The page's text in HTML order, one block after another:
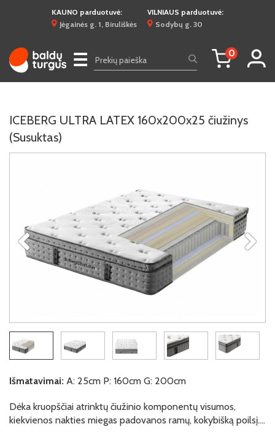
KAUNO parduotuvė:
Jėgainės g. 1, Biruliškės
VILNIAUS parduotuvė:
Sodybų g. 30
☰ 0
ICEBERG ULTRA LATEX 160x200x25 čiužinys
(Susuktas)
Išmatavimai: A: 25cm P: 160cm G: 200cm
Dėka kruopščiai atrinktų čiužinio komponentų visumos,
kiekvienos nakties miegas padovanos ramų, kokybišką poilsį.…